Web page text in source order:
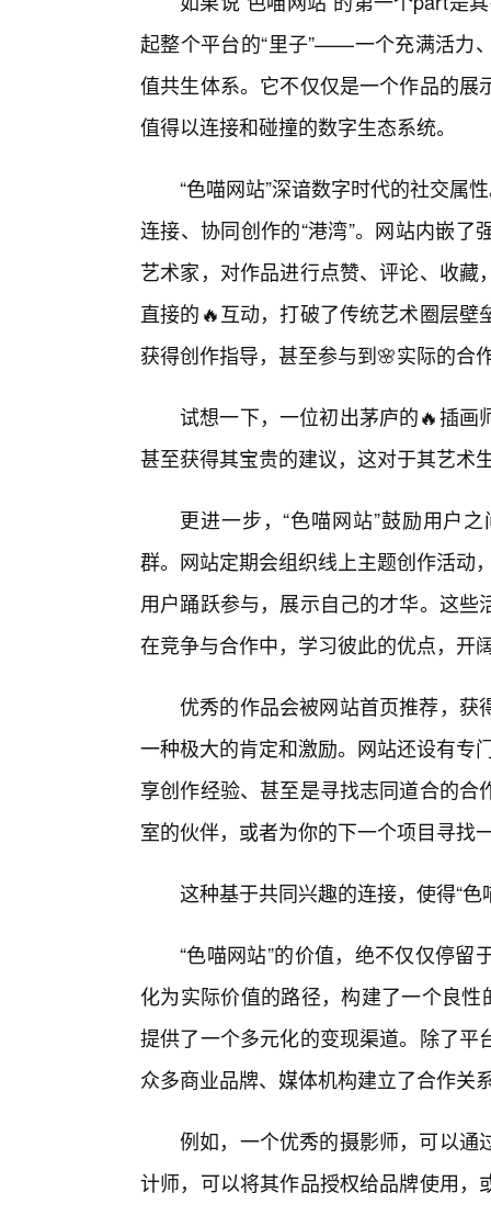
起整个平台的“里子”——一个充满活力
值共生体系。它不仅仅是一个作品的
值得以连接和碰撞的数字生态系统。
“色喵网站”深谙数字时代的社交属
连接、协同创作的“港湾”。网站内嵌
艺术家，对作品进行点赞、评论、收
直接的🔥互动，打破了传统艺术圈层
获得创作指导，甚至参与到🌸实际的合
试想一下，一位初出茅庐的🔥插画
甚至获得其宝贵的建议，这对于其艺术
更进一步，“色喵网站”鼓励用户
群。网站定期会组织线上主题创作活动
用户踊跃参与，展示自己的才华。这
在竞争与合作中，学习彼此的优点，开
优秀的作品会被网站首页推荐，获
一种极大的肯定和激励。网站还设有专
享创作经验、甚至是寻找志同道合的
室的伙伴，或者为你的下一个项目寻找
这种基于共同兴趣的连接，使得“
“色喵网站”的价值，绝不仅仅停
化为实际价值的路径，构建了一个良
提供了一个多元化的变现渠道。除了
众多商业品牌、媒体机构建立了合作关
例如，一个优秀的摄影师，可以通
计师，可以将其作品授权给品牌使用